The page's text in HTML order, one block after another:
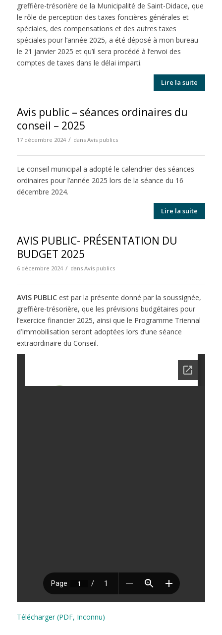
greffière-trésorière de la Municipalité de Saint-Didace, que
le rôle de perception des taxes foncières générales et
spéciales, des compensations et des autres taxes
spéciales pour l’année 2025, a été déposé à mon bureau
le 21 janvier 2025 et qu’il sera procédé à l’envoi des
comptes de taxes dans le délai imparti.
Lire la suite
Avis public – séances ordinaires du
conseil – 2025
17 décembre 2024 / dans Avis publics
Le conseil municipal a adopté le calendrier des séances
ordinaires pour l’année 2025 lors de la séance du 16
décembre 2024.
Lire la suite
AVIS PUBLIC- PRÉSENTATION DU
BUDGET 2025
6 décembre 2024 / dans Avis publics
AVIS PUBLICest par la présente donné par la soussignée,
greffière-trésorière, que les prévisions budgétaires pour
l’exercice financier 2025, ainsi que le Programme Triennal
d’Immobilisation seront adoptées lors d’une séance
extraordinaire du Conseil.
Télécharger (PDF, Inconnu)